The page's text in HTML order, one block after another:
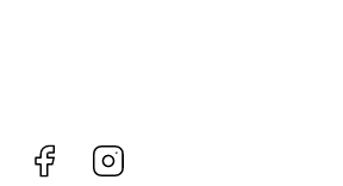
Facebook